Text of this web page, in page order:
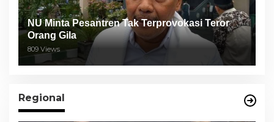
NU Minta Pesantren Tak Terprovokasi Teror
Orang Gila
809 Views
Regional